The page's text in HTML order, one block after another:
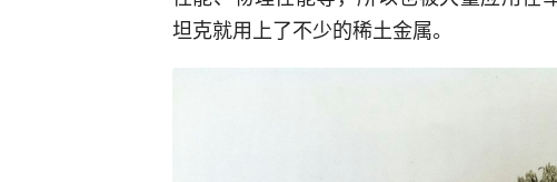
坦克就用上了不少的稀土金属。